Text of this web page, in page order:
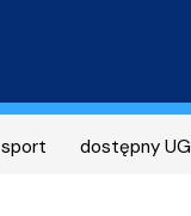
sport dostępny UG